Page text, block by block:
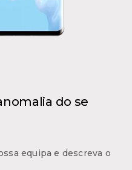
do se
equipa e descreva o